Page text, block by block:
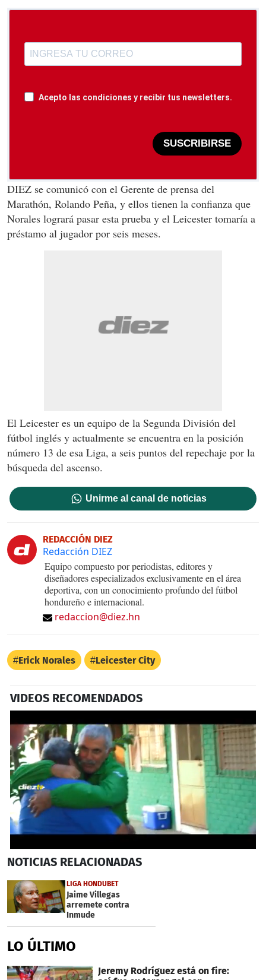
Acepto las condiciones y recibir tus newsletters.
SUSCRIBIRSE
DIEZ se comunicó con el Gerente de prensa del
Marathón, Rolando Peña, y ellos tienen la confianza que
Norales logrará pasar esta prueba y el Leicester tomaría a
préstamo al jugador por seis meses.
El Leicester es un equipo de la Segunda División del
fútbol inglés y actualmente se encuentra en la posición
número 13 de esa Liga, a seis puntos del repechaje por la
búsqueda del ascenso.
Unirme al canal de noticias
REDACCIÓN DIEZ
Redacción DIEZ
Equipo compuesto por periodistas, editores y
diseñadores especializados exclusivamente en el área
deportiva, con un conocimiento profundo del fútbol
hondureño e internacional.
redaccion@diez.hn
Erick Norales Leicester City
VIDEOS RECOMENDADOS
seconds
50
seconds
NOTICIAS RELACIONADAS
LIGA HONDUBET
Jaime Villegas
arremete contra
Inmude
LO ÚLTIMO
Jeremy Rodríguez está on fire: